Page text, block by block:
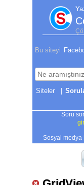
Bu siteyi
|
Soru
Sosyal medya